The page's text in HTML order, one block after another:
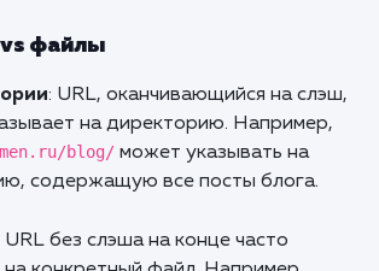
веба использование
структуру файловой
течением времени этот
очевидным, и вопрос о
и SEO-специалистов.